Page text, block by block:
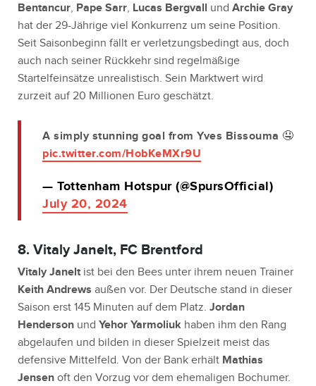
Bentancur, Pape Sarr, Lucas Bergvall und Archie Gray
hat der 29-Jährige viel Konkurrenz um seine Position.
Seit Saisonbeginn fällt er verletzungsbedingt aus, doch
auch nach seiner Rückkehr sind regelmäßige
Startelfeinsätze unrealistisch. Sein Marktwert wird
zurzeit auf 20 Millionen Euro geschätzt.
A simply stunning goal from Yves Bissouma 🤤
pic.twitter.com/HobKeMXr9U
— Tottenham Hotspur (@SpursOfficial)
July 20, 2024
8. Vitaly Janelt, FC Brentford
Vitaly Janelt ist bei den Bees unter ihrem neuen Trainer
Keith Andrews außen vor. Der Deutsche stand in dieser
Saison erst 145 Minuten auf dem Platz. Jordan
Henderson und Yehor Yarmoliuk haben ihm den Rang
abgelaufen und bilden in dieser Spielzeit meist das
defensive Mittelfeld. Von der Bank erhält Mathias
Jensen oft den Vorzug vor dem ehemaligen Bochumer.